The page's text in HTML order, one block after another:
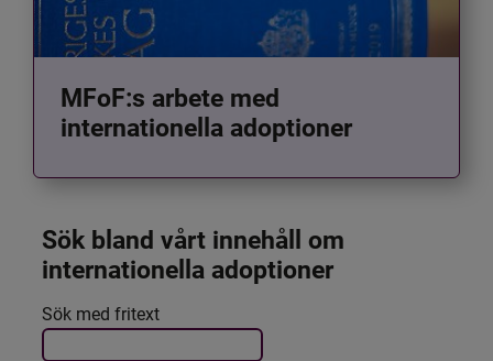
MFoF:s arbete med
internationella adoptioner
Sök bland vårt innehåll om
internationella adoptioner
Filtrera resultatet
Det här formuläret postas automatiskt
Sök med fritext